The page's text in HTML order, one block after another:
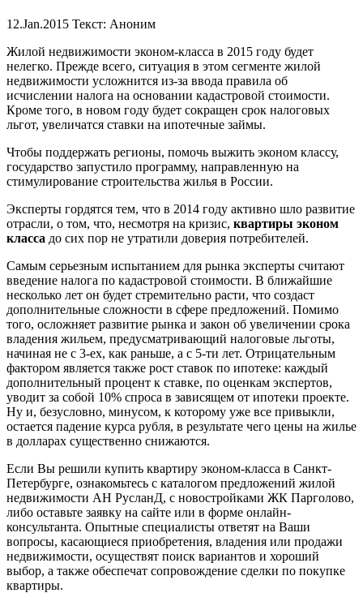
12.Jan.2015 Текст: Аноним
Жилой недвижимости эконом-класса в 2015 году будет
нелегко. Прежде всего, ситуация в этом сегменте жилой
недвижимости усложнится из-за ввода правила об
исчислении налога на основании кадастровой стоимости.
Кроме того, в новом году будет сокращен срок налоговых
льгот, увеличатся ставки на ипотечные займы.
Чтобы поддержать регионы, помочь выжить эконом классу,
государство запустило программу, направленную на
стимулирование строительства жилья в России.
Эксперты гордятся тем, что в 2014 году активно шло развитие
отрасли, о том, что, несмотря на кризис, квартиры эконом
класса до сих пор не утратили доверия потребителей.
Самым серьезным испытанием для рынка эксперты считают
введение налога по кадастровой стоимости. В ближайшие
несколько лет он будет стремительно расти, что создаст
дополнительные сложности в сфере предложений. Помимо
того, осложняет развитие рынка и закон об увеличении срока
владения жильем, предусматривающий налоговые льготы,
начиная не с 3-ех, как раньше, а с 5-ти лет. Отрицательным
фактором является также рост ставок по ипотеке: каждый
дополнительный процент к ставке, по оценкам экспертов,
уводит за собой 10% спроса в зависящем от ипотеки проекте.
Ну и, безусловно, минусом, к которому уже все привыкли,
остается падение курса рубля, в результате чего цены на жилье
в долларах существенно снижаются.
Если Вы решили купить квартиру эконом-класса в Санкт-
Петербурге, ознакомьтесь с каталогом предложений жилой
недвижимости АН РусланД, с новостройками ЖК Парголово,
либо оставьте заявку на сайте или в форме онлайн-
консультанта. Опытные специалисты ответят на Ваши
вопросы, касающиеся приобретения, владения или продажи
недвижимости, осуществят поиск вариантов и хороший
выбор, а также обеспечат сопровождение сделки по покупке
квартиры.